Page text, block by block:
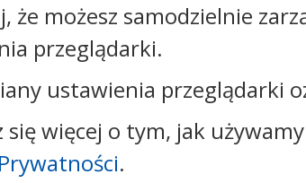
Kontakt:
tel.:+48544144000
faks: +48544144444
e-mail:
skrytka ePUAP: /
/umwloclawek/skrytka
strona www:
że możesz samodzielnie
przeglądarki.
ustawienia przeglądarki
się więcej o tym, jak
.